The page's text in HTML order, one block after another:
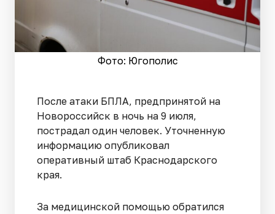
Фото: Югополис
После атаки БПЛА, предпринятой на
Новороссийск в ночь на 9 июля,
пострадал один человек. Уточненную
информацию опубликовал
оперативный штаб Краснодарского
края.
За медицинской помощью обратился